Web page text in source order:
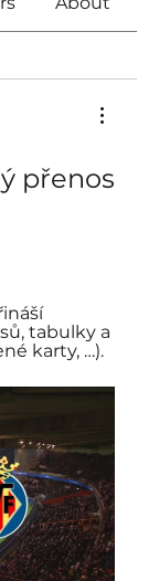
přenos
tabulky a
karty, …).